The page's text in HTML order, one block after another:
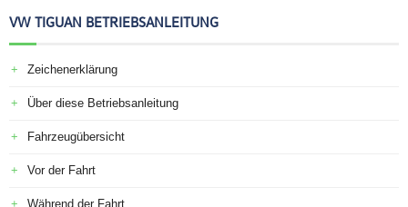
VW TIGUAN BETRIEBSANLEITUNG
Zeichenerklärung
Über diese Betriebsanleitung
Fahrzeugübersicht
Vor der Fahrt
Während der Fahrt